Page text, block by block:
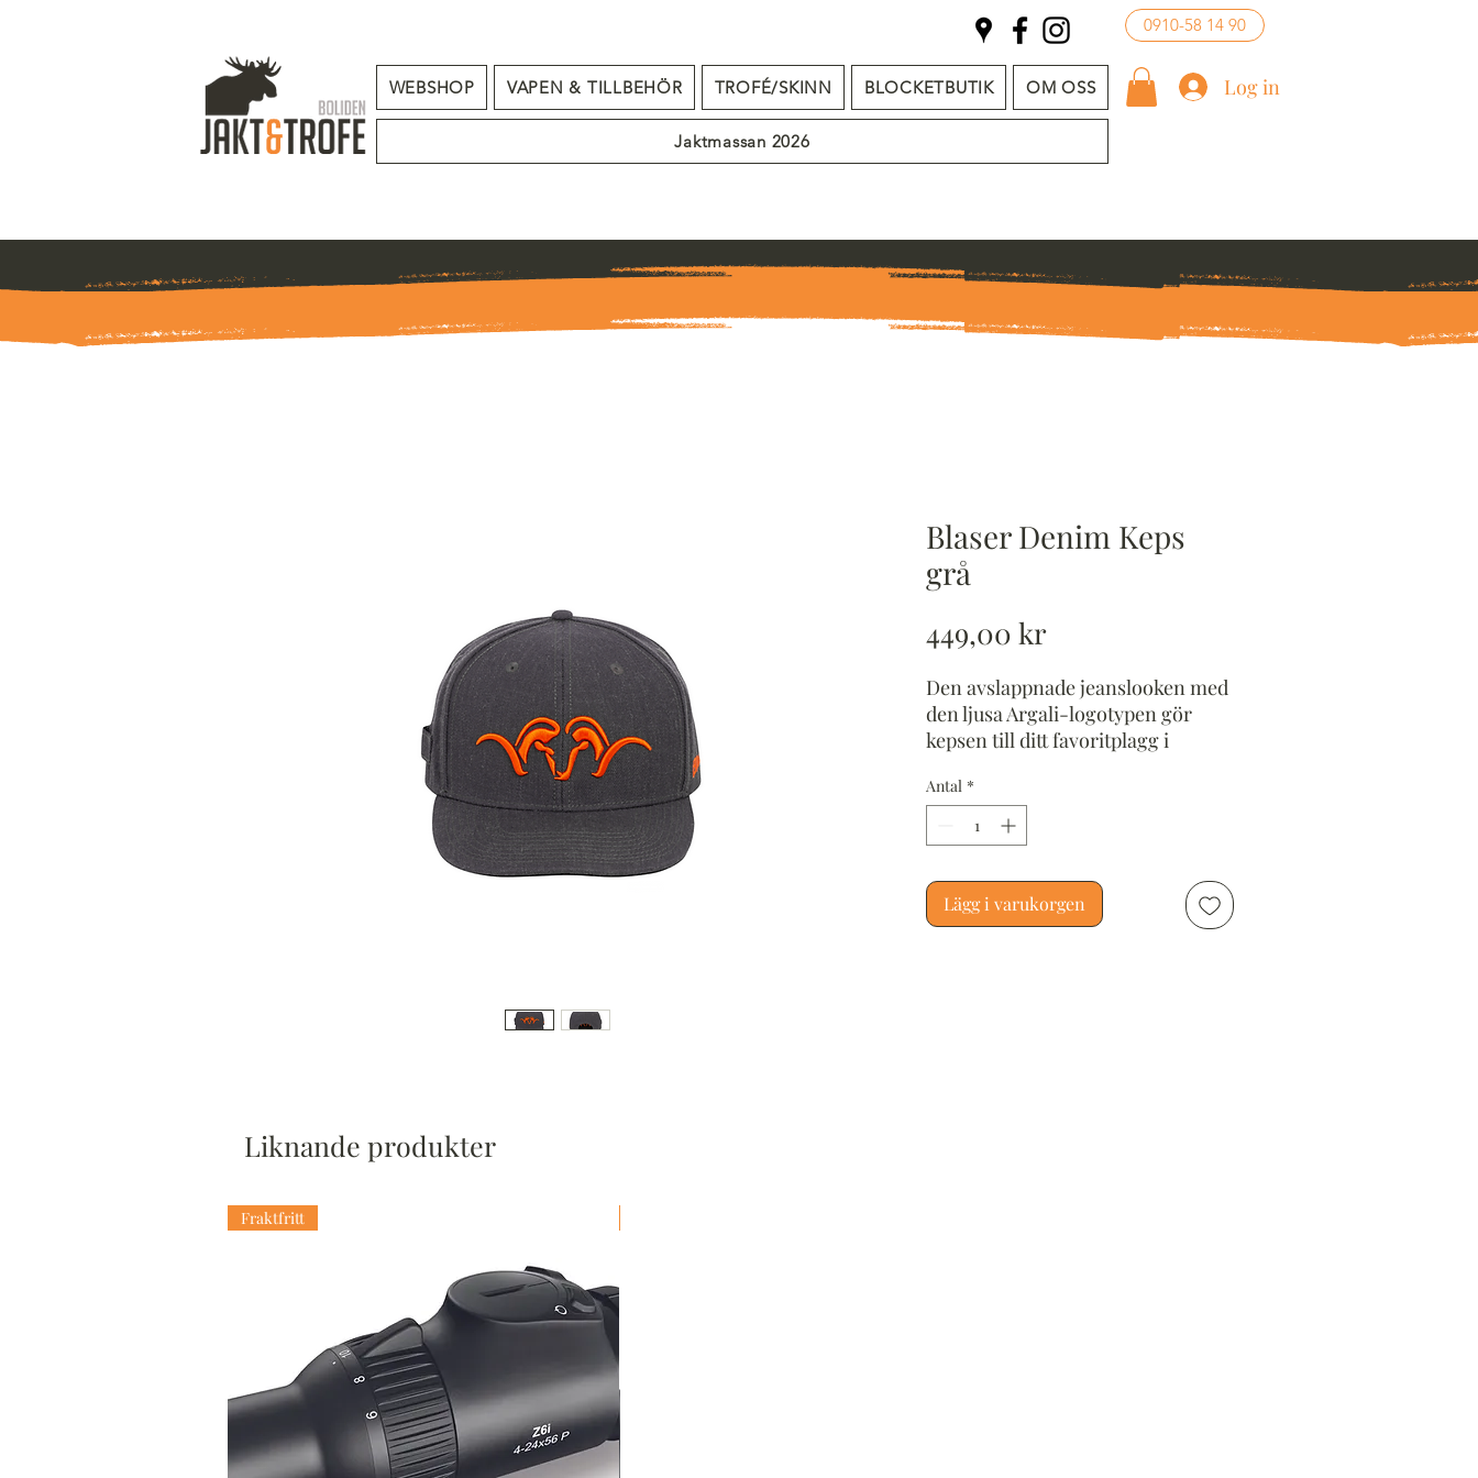
WEBSHOP VAPEN & TILLBEHÖR TROFÉ/SKINN BLOCKETBUTIK OM OSS
Jaktmassan 2026
0910-58 14 90
Log in
Blaser Denim Keps
grå
449,00 krPris
Den avslappnade jeanslooken med
den ljusa Argali-logotypen gör
kepsen till ditt favoritplagg i
Storleken kan justeras efter
huvudomfånget med en snapback.
Ullhalten gör kepsen extremt
Antal *
Lägg i varukorgen
Liknande produkter
Fraktfritt